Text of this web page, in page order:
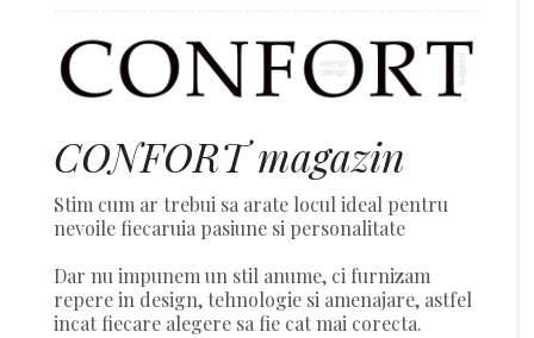
CONFORT magazin
Stim cum ar trebui sa arate locul ideal pentru
nevoile fiecaruia pasiune si personalitate
Dar nu impunem un stil anume, ci furnizam
repere in design, tehnologie si amenajare, astfel
incat fiecare alegere sa fie cat mai corecta.